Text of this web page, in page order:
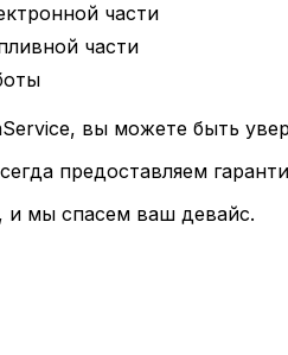
части
части
вы можете быть
предоставляем
и мы спасем ваш девайс.